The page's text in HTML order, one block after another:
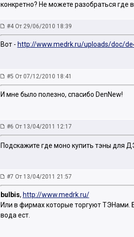
конкретно? Не можете разобраться где
#4 От 29/06/2010 18:39
Вот - http://www.medrk.ru/uploads/doc/
#5 От 07/12/2010 18:41
И мне было полезно, спасибо DenNew!
#6 От 13/04/2011 12:17
Подскажите где моно купить тэны для
#7 От 13/04/2011 21:57
bulbis, http://www.medrk.ru/
Или в фирмах которые торгуют ТЭНами.
вода ест.